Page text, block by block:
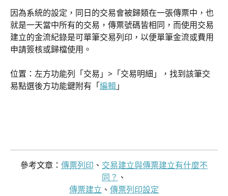
因為系統的設定，同日的交易會被歸類在一張傳票中，也
就是一天當中所有的交易，傳票號碼皆相同，而使用交易
建立的金流紀錄是可單筆交易列印，以便單筆金流或費用
申請簽核或歸檔使用。
位置：左方功能列「交易」>「交易明細」，找到該筆交
易點選後方功能鍵附有「編輯」
參考文章： 傳票列印 、 交易建立與傳票建立有什麼不
同？ 、
傳票建立 、 傳票列印設定